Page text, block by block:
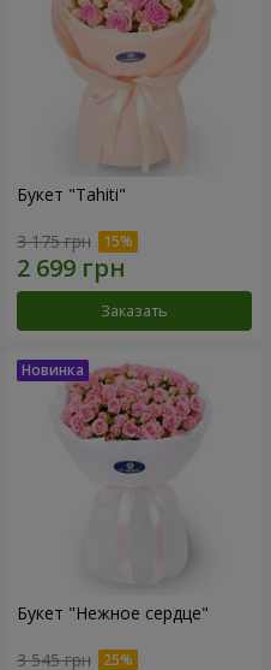
Букет "Tahiti"
3 175 грн
Заказать
Букет "Нежное сердце"
3 545 грн